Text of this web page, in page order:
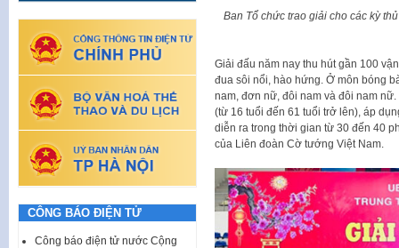
Ban Tổ chức trao giải cho các kỳ
Giải đấu năm nay thu hút gần 100
đua sôi nổi, hào hứng. Ở môn bóng
nam, đơn nữ, đôi nam và đôi nam
(từ 16 tuổi đến 61 tuổi trở lên), áp
diễn ra trong thời gian từ 30 đến 40
của Liên đoàn Cờ tướng Việt Nam.
CÔNG BÁO ĐIỆN TỬ
Công báo điện tử nước Cộng